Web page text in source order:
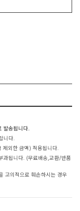
발송됩니다.
니다.
외한 금액) 적용됩니다.
됩니다. (무료배송,교환/반품
고의적으로 훼손하시는 경우